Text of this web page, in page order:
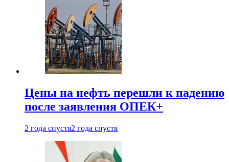
Цены на нефть перешли к падению
после заявления ОПЕК+
2 года спустя2 года спустя